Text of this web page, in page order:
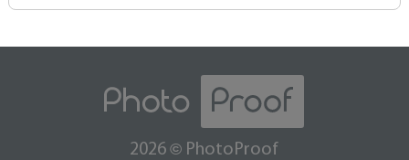
набагато довше ніж будь-який інший фон, при
цьому ви заощадите досить пристойну суму
Настінне стельове кріплення на 1 фон
PhotoProof B3W Falcon тримач
2026© PhotoProof